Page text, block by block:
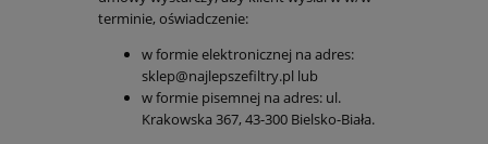
terminie, oświadczenie:
w formie elektronicznej na adres:
sklep@najlepszefiltry.pl lub
w formie pisemnej na adres: ul.
Krakowska 367, 43-300 Bielsko-Biała.